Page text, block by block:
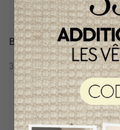
Bodie Dr. Kid Fille
38,95$CA